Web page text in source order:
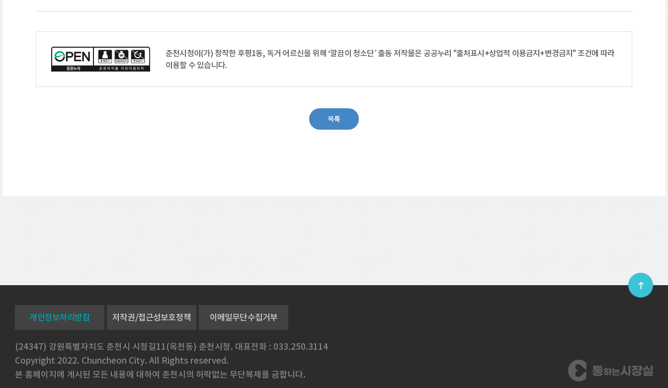
춘천시청이(가) 창작한 후평1동, 독거 어르신을 위해 ‘깔끔이 청소단’ 출동 저작물은 공공누리 "출처표시+상업적 이용금지+변경금지" 조건에 따라
이용할 수 있습니다.
개인정보처리방침 저작권/접근성보호정책 이메일무단수집거부
(24347) 강원특별자치도 춘천시 시청길11(옥천동) 춘천시청. 대표전화 : 033.250.3114
Copyright 2022. Chuncheon City. All Rights reserved.
본 홈페이지에 게시된 모든 내용에 대하여 춘천시의 허락없는 무단복제를 금합니다.